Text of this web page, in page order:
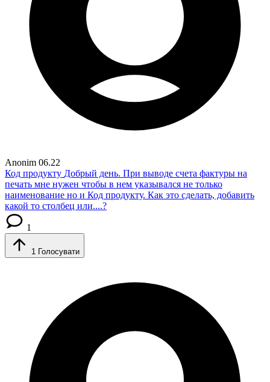
Anonim 06.22
Код продукту Добрый день. При выводе счета фактуры на
печать мне нужен чтобы в нем указывался не только
наименование но и Код продукту. Как это сделать, добавить
какой то столбец или....?
1
1 Голосувати